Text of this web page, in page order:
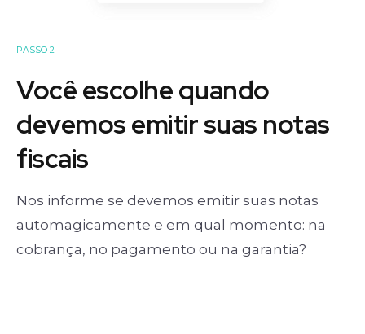
PASSO 2
Você escolhe quando
devemos emitir suas notas
fiscais
Nos informe se devemos emitir suas notas
automagicamente e em qual momento: na
cobrança, no pagamento ou na garantia?